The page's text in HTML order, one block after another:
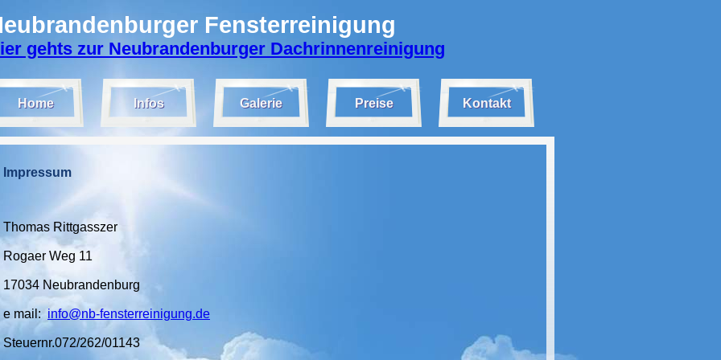
Fensterreinigung
gehts zur Neubrandenburger Dachrinnenreinigung
Home Infos Galerie Preise Kontakt
Impressum
Thomas Rittgasszer
Rogaer Weg 11
17034 Neubrandenburg
e mail: info@nb-fensterreinigung.de
Steuernr.072/262/01143